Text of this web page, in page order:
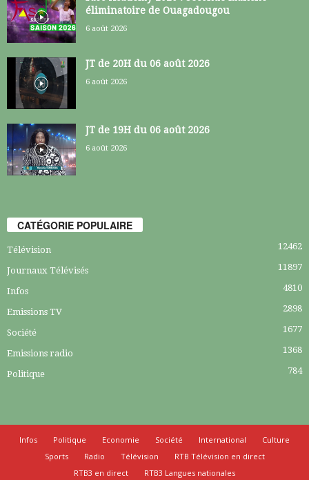
éliminatoire de Ouagadougou
6 août 2026
JT de 20H du 06 août 2026
6 août 2026
JT de 19H du 06 août 2026
6 août 2026
CATÉGORIE POPULAIRE
Télévision 12462
Journaux Télévisés 11897
Infos 4810
Emissions TV 2898
Société 1677
Emissions radio 1368
Politique 784
Infos Politique Economie Société International
Culture
Sports
Radio Télévision
RTB Télévision en direct
RTB3 en direct
RTB3 Langues nationales